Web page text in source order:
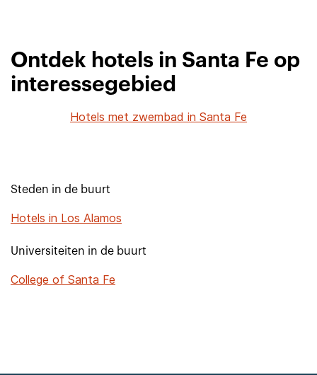
Ontdek hotels in Santa Fe op
interessegebied
Hotels met zwembad in Santa Fe
Steden in de buurt
Hotels in Los Alamos
Universiteiten in de buurt
College of Santa Fe